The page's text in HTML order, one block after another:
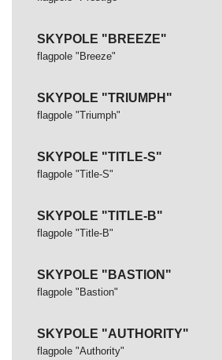
SKYPOLE "BREEZE"
flagpole "Breeze"
SKYPOLE "TRIUMPH"
flagpole "Triumph"
SKYPOLE "TITLE-S"
flagpole "Title-S"
SKYPOLE "TITLE-B"
flagpole "Title-B"
SKYPOLE "BASTION"
flagpole "Bastion"
SKYPOLE "AUTHORITY"
flagpole "Authority"